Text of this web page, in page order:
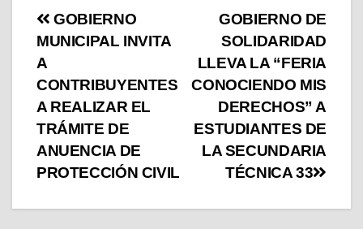
GOBIERNO DE
SOLIDARIDAD
LLEVA LA “FERIA
CONOCIENDO MIS
DERECHOS” A
ESTUDIANTES DE
LA SECUNDARIA
TÉCNICA 33
GOBIERNO
MUNICIPAL INVITA
A
CONTRIBUYENTES
A REALIZAR EL
TRÁMITE DE
ANUENCIA DE
PROTECCIÓN CIVIL